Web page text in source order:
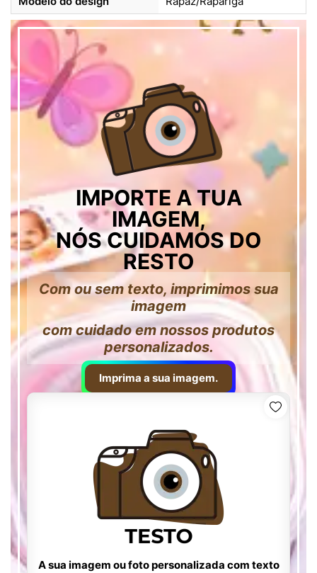
IMPORTE A TUA
IMAGEM,
NÓS CUIDAMOS DO
RESTO
Com ou sem texto, imprimimos sua
imagem
com cuidado em nossos produtos
personalizados.
Imprima a sua imagem.
A sua imagem ou foto personalizada com texto